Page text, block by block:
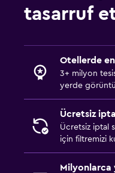
Teras/Veranda
Çalışma alanı
Çalışma masası
Spor salonu
tasarruf
Otellerde
3+ milyon
yerde
Ücretsiz iptal
Ücretsiz iptal
için filtremizi
Milyonlarca